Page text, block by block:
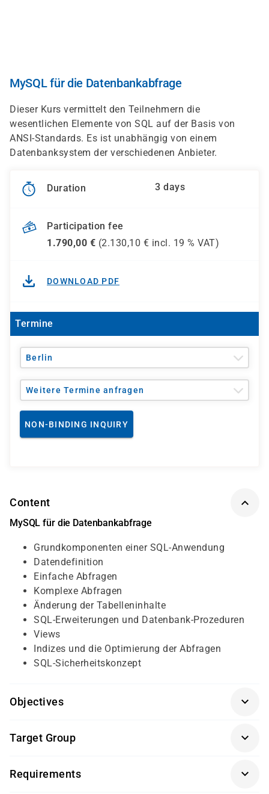
MySQL für die Datenbankabfrage
Dieser Kurs vermittelt den Teilnehmern die
wesentlichen Elemente von SQL auf der Basis von
ANSI-Standards. Es ist unabhängig von einem
Datenbanksystem der verschiedenen Anbieter.
Duration 3 days
Participation fee
1.790,00 € (2.130,10 € incl. 19 % VAT)
DOWNLOAD PDF
Termine
Berlin
Weitere Termine anfragen
NON-BINDING INQUIRY
Content
MySQL für die Datenbankabfrage
Grundkomponenten einer SQL-Anwendung
Datendefinition
Einfache Abfragen
Komplexe Abfragen
Änderung der Tabelleninhalte
SQL-Erweiterungen und Datenbank-Prozeduren
Views
Indizes und die Optimierung der Abfragen
SQL-Sicherheitskonzept
Objectives
folgende Vorkenntnisse mitbringen:
Target Group
innen.
Requirements